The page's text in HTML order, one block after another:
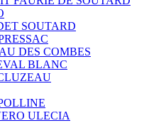
SOUTARD
DES COMBES
BLANC
ULECIA